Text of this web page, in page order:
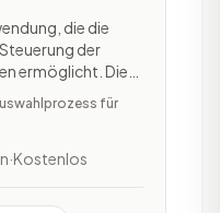
die die
der
ermöglicht. Die
sich an
Größen und
zu kontrollieren.
für
·Kostenlos